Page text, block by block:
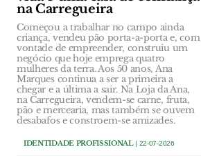
na Carregueira
Começou a trabalhar no campo ainda
criança, vendeu pão porta-a-porta e, com
vontade de empreender, construiu um
negócio que hoje emprega quatro
mulheres da terra. Aos 50 anos, Ana
Marques continua a ser a primeira a
chegar e a última a sair. Na Loja da Ana,
na Carregueira, vendem-se carne, fruta,
pão e mercearia, mas também se ouvem
desabafos e constroem-se amizades.
IDENTIDADE PROFISSIONAL| 22-07-2026